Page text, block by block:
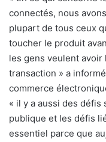
connectés, nous
plupart de tous ceux
toucher le produit
les gens veulent avoir
transaction » a
commerce
« il y a aussi des
publique et les défis
essentiel parce que